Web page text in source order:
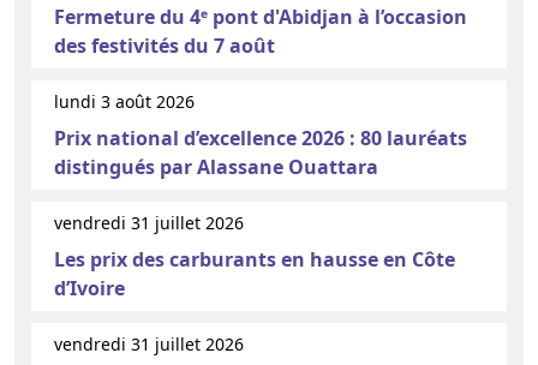
Fermeture du 4ᵉ pont d'Abidjan à l’occasion
des festivités du 7 août
lundi 3 août 2026
Prix national d’excellence 2026 : 80 lauréats
distingués par Alassane Ouattara
vendredi 31 juillet 2026
Les prix des carburants en hausse en Côte
d’Ivoire
vendredi 31 juillet 2026